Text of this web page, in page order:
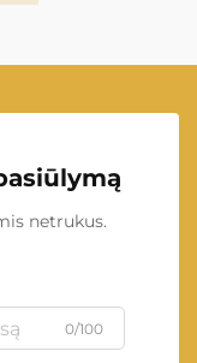
netrukus.
0/100